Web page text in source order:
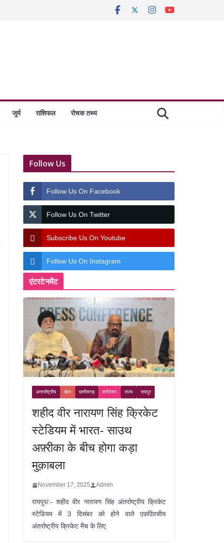
जुर्म राशिफल रोचक तथ्य
Follow Us
Follow Us On Facebook
Follow Us On Twitter
Subscribe Us On Youtube
Follow Us On Instagram
एंटरटेनमेंट
अन्तर्राष्ट्रीय खेल छत्तीसगढ़ मनोरंजन राज्य रायपुर
शहीद वीर नारायण सिंह क्रिकेट
स्टेडियम में भारत- साउथ
अफ़्रीका के बीच होगा कड़ा
मुक़ाबला
November 17, 2025 Admin
रायपुर/:- शहीद वीर नारायण सिंह अंतर्राष्ट्रीय क्रिकेट
स्टेडियम में 3 दिसंबर को होने वाले एकदिवसीय
अंतर्राष्ट्रीय क्रिकेट मैच के लिए